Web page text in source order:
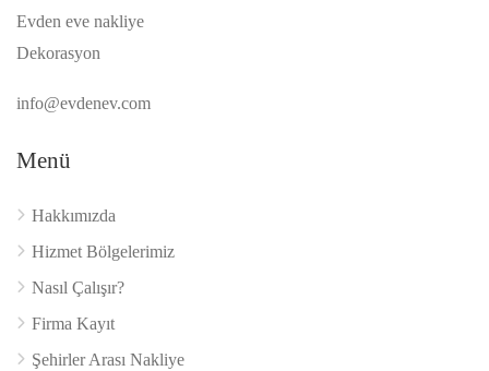
Evden eve nakliye
Dekorasyon
info@evdenev.com
Menü
Hakkımızda
Hizmet Bölgelerimiz
Nasıl Çalışır?
Firma Kayıt
Şehirler Arası Nakliye